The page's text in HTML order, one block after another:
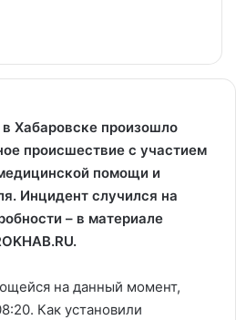
Хабаровске произошло
происшествие с участием
помощи и
Инцидент случился на
– в материале
на данный момент,
Как установили